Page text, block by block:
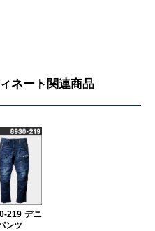
ネート関連商品
219 デニ
ンツ